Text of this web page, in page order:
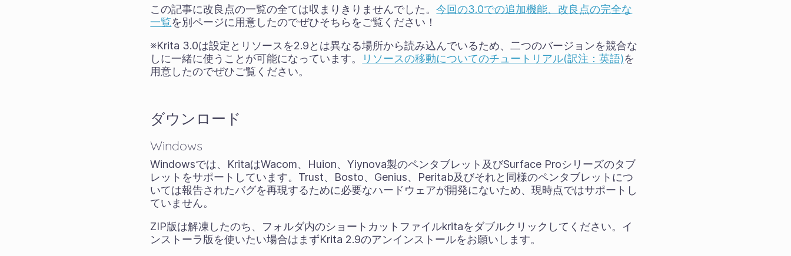
この記事に改良点の一覧の全ては収まりきりませんでした。今回の3.0での追加機能、改良点の完全な
一覧を別ページに用意したのでぜひそちらをご覧ください！
※Krita 3.0は設定とリソースを2.9とは異なる場所から読み込んでいるため、二つのバージョンを競合な
しに一緒に使うことが可能になっています。
リソースの移動についてのチュートリアル(訳注：英語)を
用意したのでぜひご覧ください。
ダウンロード
Windows
Windowsでは、KritaはWacom、Huion、Yiynova製のペンタブレット及びSurface Proシリーズのタブ
レットをサポートしています。Trust、Bosto、Genius、Peritab及びそれと同様のペンタブレットにつ
いては報告されたバグを再現するために必要なハードウェアが開発にないため、現時点ではサポートし
ていません。
ZIP版は解凍したのち、フォルダ内のショートカットファイルkritaをダブルクリックしてください。イ
ンストーラ版を使いたい場合はまずKrita 2.9のアンインストールをお願いします。